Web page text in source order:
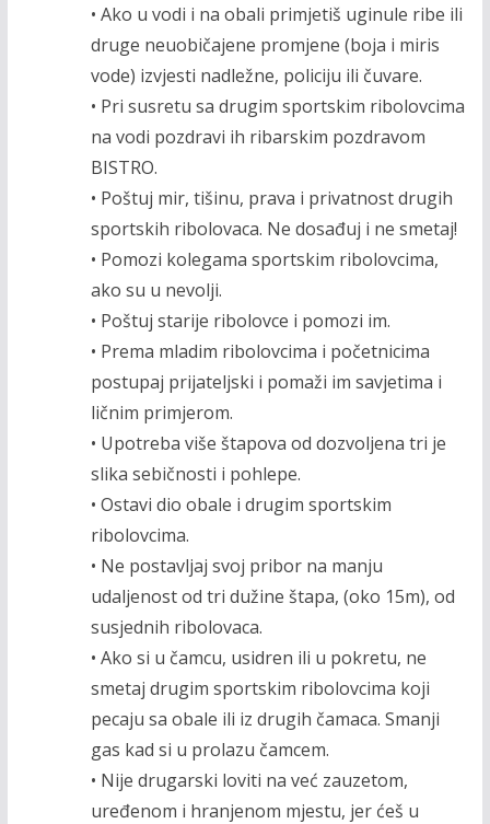
• Ako u vodi i na obali primjetiš uginule ribe ili
druge neuobičajene promjene (boja i miris
vode) izvjesti nadležne, policiju ili čuvare.
• Pri susretu sa drugim sportskim ribolovcima
na vodi pozdravi ih ribarskim pozdravom
BISTRO.
• Poštuj mir, tišinu, prava i privatnost drugih
sportskih ribolovaca. Ne dosađuj i ne smetaj!
• Pomozi kolegama sportskim ribolovcima,
ako su u nevolji.
• Poštuj starije ribolovce i pomozi im.
• Prema mladim ribolovcima i početnicima
postupaj prijateljski i pomaži im savjetima i
ličnim primjerom.
• Upotreba više štapova od dozvoljena tri je
slika sebičnosti i pohlepe.
• Ostavi dio obale i drugim sportskim
ribolovcima.
• Ne postavljaj svoj pribor na manju
udaljenost od tri dužine štapa, (oko 15m), od
susjednih ribolovaca.
• Ako si u čamcu, usidren ili u pokretu, ne
smetaj drugim sportskim ribolovcima koji
pecaju sa obale ili iz drugih čamaca. Smanji
gas kad si u prolazu čamcem.
• Nije drugarski loviti na već zauzetom,
uređenom i hranjenom mjestu, jer ćeš u